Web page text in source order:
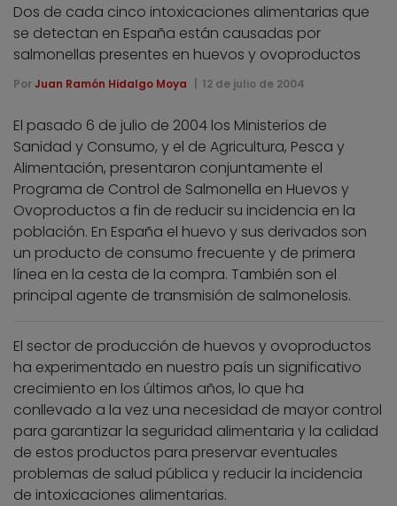
Dos de cada cinco intoxicaciones alimentarias que
se detectan en España están causadas por
salmonellas presentes en huevos y ovoproductos
Por Juan Ramón Hidalgo Moya 12 de julio de 2004
El pasado 6 de julio de 2004 los Ministerios de
Sanidad y Consumo, y el de Agricultura, Pesca y
Alimentación, presentaron conjuntamente el
Programa de Control de Salmonella en Huevos y
Ovoproductos a fin de reducir su incidencia en la
población. En España el huevo y sus derivados son
un producto de consumo frecuente y de primera
línea en la cesta de la compra. También son el
principal agente de transmisión de salmonelosis.
El sector de producción de huevos y ovoproductos
ha experimentado en nuestro país un significativo
crecimiento en los últimos años, lo que ha
conllevado a la vez una necesidad de mayor control
para garantizar la seguridad alimentaria y la calidad
de estos productos para preservar eventuales
problemas de salud pública y reducir la incidencia
de intoxicaciones alimentarias.